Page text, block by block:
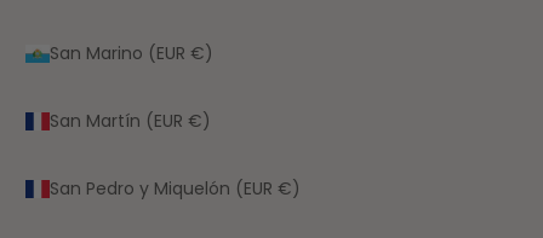
San Marino (EUR €)
San Martín (EUR €)
San Pedro y Miquelón (EUR €)